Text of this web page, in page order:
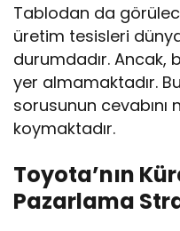
Tablodan da
üretim tesisleri
durumdadır. Ancak,
yer almamaktadır.
sorusunun
koymaktadır.
Toyota’nın
Pazarlama